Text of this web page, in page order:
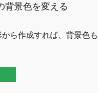
背景色を変える
ら作成すれば、背景色